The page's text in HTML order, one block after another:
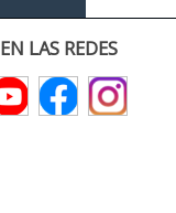
LAS REDES